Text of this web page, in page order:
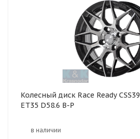
Колесный диск Race Ready
ET35 D58.6 B-P
в наличии